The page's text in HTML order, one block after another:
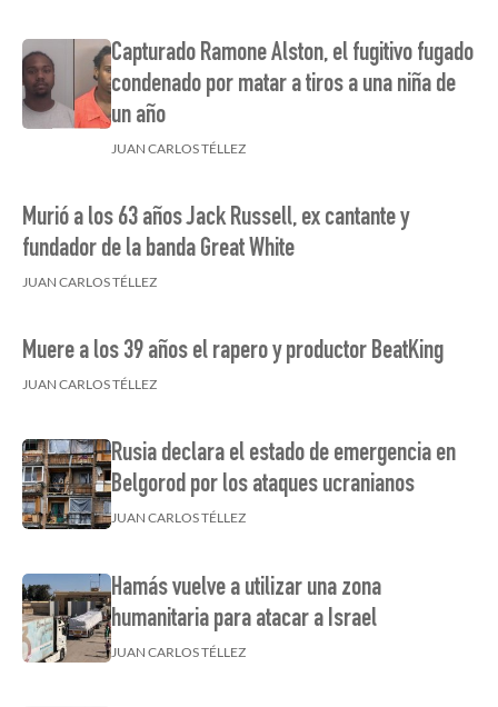
Capturado Ramone Alston, el fugitivo fugado
condenado por matar a tiros a una niña de
un año
JUAN CARLOS TÉLLEZ
Murió a los 63 años Jack Russell, ex cantante y
fundador de la banda Great White
JUAN CARLOS TÉLLEZ
Muere a los 39 años el rapero y productor BeatKing
JUAN CARLOS TÉLLEZ
Rusia declara el estado de emergencia en
Belgorod por los ataques ucranianos
JUAN CARLOS TÉLLEZ
Hamás vuelve a utilizar una zona
humanitaria para atacar a Israel
JUAN CARLOS TÉLLEZ